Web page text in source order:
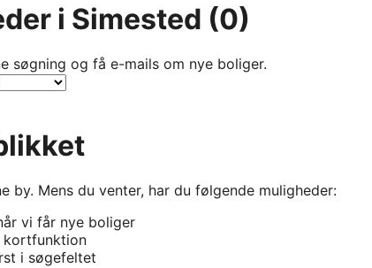
i Simested (0)
søgning og få e-mails om nye boliger.
by. Mens du venter, har du følgende muligheder:
vi får nye boliger
kortfunktion
i søgefeltet